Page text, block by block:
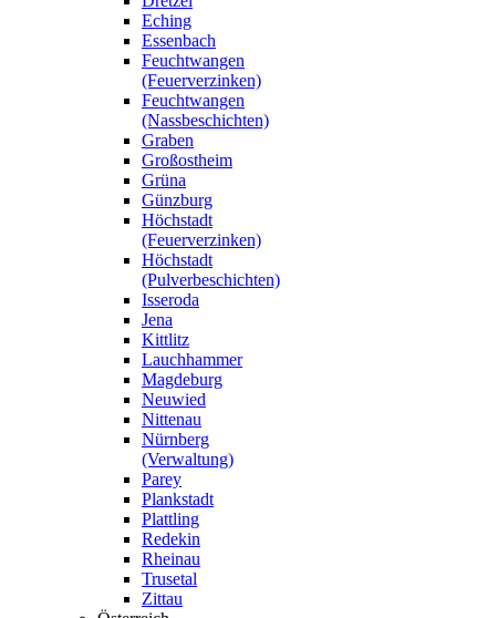
Eching
Essenbach
Feuchtwangen
(Feuerverzinken)
Feuchtwangen
(Nassbeschichten)
Graben
Großostheim
Grüna
Günzburg
Höchstadt
(Feuerverzinken)
Höchstadt
(Pulverbeschichten)
Isseroda
Jena
Kittlitz
Lauchhammer
Magdeburg
Neuwied
Nittenau
Nürnberg
(Verwaltung)
Parey
Plankstadt
Plattling
Redekin
Rheinau
Trusetal
Zittau